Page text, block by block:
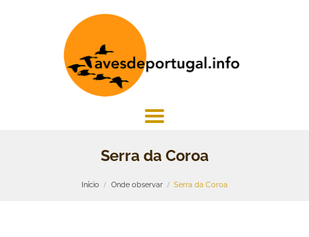
Serra da Coroa
Início Onde observar Serra da Coroa